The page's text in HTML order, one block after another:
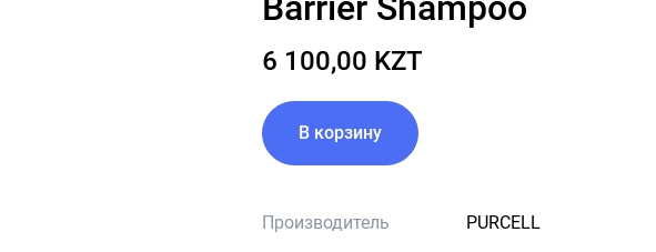
6 100,00 KZT
В корзину
Производитель PURCELL